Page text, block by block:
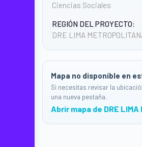
Ciencias Sociales
REGIÓN DEL PROYECTO:
DRE LIMA
Mapa no disponible en
Si necesitas revisar la
una nueva pestaña.
Abrir mapa de DRE LIMA